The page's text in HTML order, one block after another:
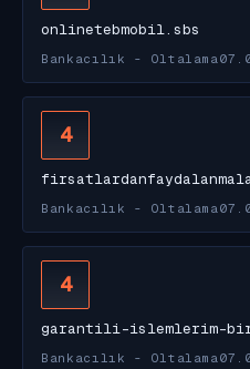
onlinetebmobil.sbs
Bankacılık - Oltalama
4
Bankacılık - Oltalama
4
garantili-islemlerim-
Bankacılık - Oltalama